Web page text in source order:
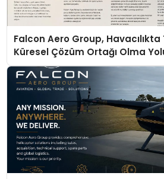
Falcon Aero Group,
Küresel Çözüm Ortağı Olma